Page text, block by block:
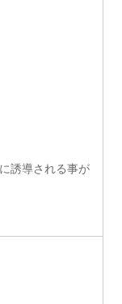
誘導される事が